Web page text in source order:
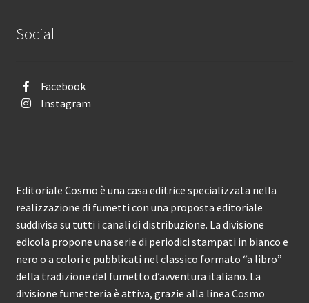
Social
Facebook
Instagram
Editoriale Cosmo è una casa editrice specializzata nella
realizzazione di fumetti con una proposta editoriale
suddivisa su tutti i canali di distribuzione. La divisione
edicola propone una serie di periodici stampati in bianco e
nero o a colori e pubblicati nel classico formato “a libro”
della tradizione del fumetto d’avventura italiano. La
divisione fumetteria è attiva, grazie alla linea Cosmo